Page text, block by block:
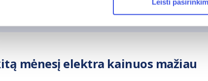
Leisti
- ši kaina galios iki pirmadienio, rugpjūčio 10 d.
mėnesį elektra kainuos mažiau